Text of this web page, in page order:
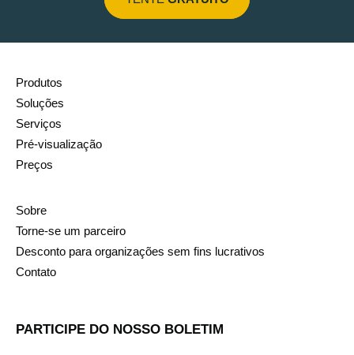
Produtos
Soluções
Serviços
Pré-visualização
Preços
Sobre
Torne-se um parceiro
Desconto para organizações sem fins lucrativos
Contato
PARTICIPE DO NOSSO BOLETIM